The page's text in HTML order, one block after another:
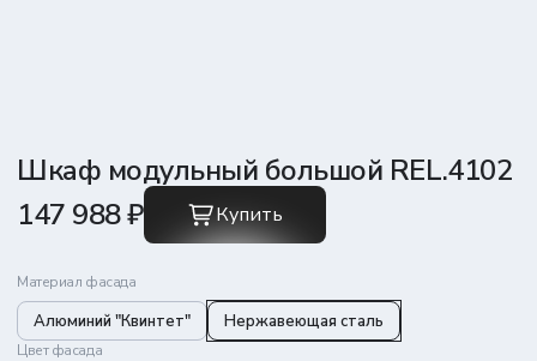
Шкаф модульный большой REL.4102
147 988 ₽
Купить
Материал фасада
Алюминий "Квинтет" Нержавеющая сталь
Цвет фасада